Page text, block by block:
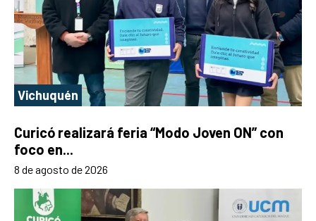
Vichuquén
Curicó realizará feria “Modo Joven ON” con
foco en...
8 de agosto de 2026